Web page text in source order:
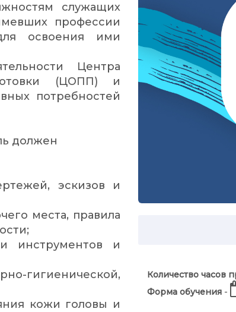
служащих
профессии
освоения ими
Центра
(ЦОПП) и
потребностей
должен
эскизов и
места, правила
инструментов и
кожи головы и
Количество часов
Форма обучения -